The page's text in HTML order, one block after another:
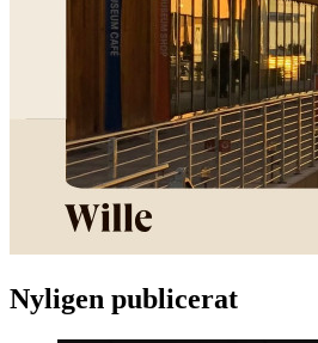
Nyligen publicerat